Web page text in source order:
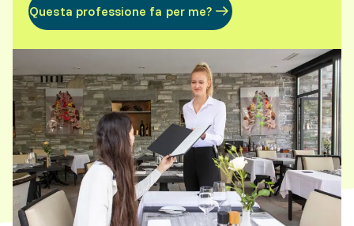
Questa professione fa per me?